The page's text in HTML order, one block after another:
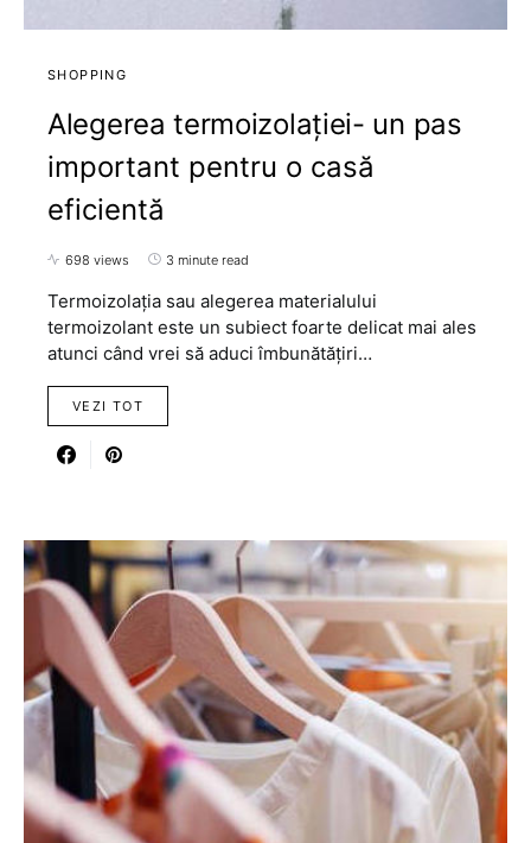
SHOPPING
Alegerea termoizolației- un pas
important pentru o casă
eficientă
698 views 3 minute read
Termoizolația sau alegerea materialului
termoizolant este un subiect foarte delicat mai ales
atunci când vrei să aduci îmbunătățiri…
VEZI TOT